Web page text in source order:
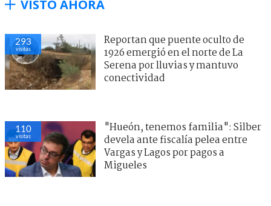
VISTO AHORA
293
visitas
Reportan que puente oculto de
1926 emergió en el norte de La
Serena por lluvias y mantuvo
conectividad
110
visitas
"Hueón, tenemos familia": Silber
devela ante fiscalía pelea entre
Vargas y Lagos por pagos a
Migueles